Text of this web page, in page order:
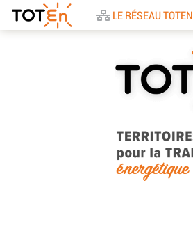
Accueil
LE RÉSEAU TOTEN